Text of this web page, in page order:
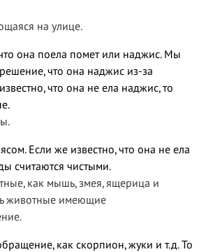
на улице.
она поела помет или наджис. Мы
что она наджис из-за
что она не ела наджис, то
Если же известно, что она не ела
считаются чистыми.
как мышь, змея, ящерица и
животные имеющие
как скорпион, жуки и т.д. То